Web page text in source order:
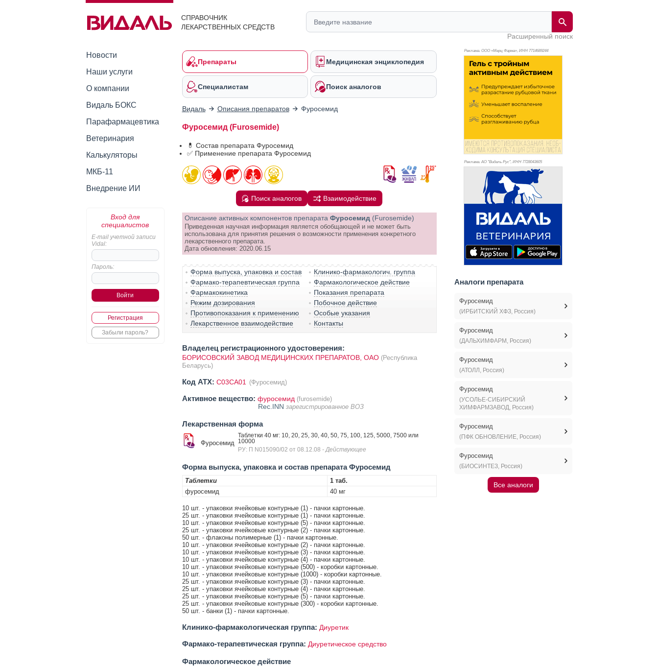
СПРАВОЧНИК
ЛЕКАРСТВЕННЫХ СРЕДСТВ
Расширенный поиск
Новости
Наши услуги
О компании
Видаль БОКС
Парафармацевтика
Ветеринария
Калькуляторы
МКБ-11
Внедрение ИИ
Вход для
специалистов
E-mail учетной записи
Vidal:
Пароль:
Регистрация
Забыли пароль?
Препараты Медицинская энциклопедия
Специалистам Поиск аналогов
Видаль Описания препаратов Фуросемид
Фуросемид (Furosemide)
💊 Состав препарата Фуросемид
✅ Применение препарата Фуросемид
Поиск аналогов Взаимодействие
Описание активных компонентов препарата Фуросемид (Furosemide)
Приведенная научная информация является обобщающей и не может быть
использована для принятия решения о возможности применения конкретного
лекарственного препарата.
Дата обновления: 2020.06.15
Форма выпуска, упаковка и состав
Клинико-фармакологич. группа
Фармако-терапевтическая группа
Фармакологическое действие
Фармакокинетика
Показания препарата
Режим дозирования
Побочное действие
Противопоказания к применению
Особые указания
Лекарственное взаимодействие
Контакты
Владелец регистрационного удостоверения:
БОРИСОВСКИЙ ЗАВОД МЕДИЦИНСКИХ ПРЕПАРАТОВ, ОАО (Республика
Беларусь)
Код ATX: C03CA01 (Фуросемид)
Активное вещество: фуросемид (furosemide)
Rec.INN зарегистрированное ВОЗ
Лекарственная форма
Фуросемид
Таблетки 40 мг: 10, 20, 25, 30, 40, 50, 75, 100, 125, 5000, 7500 или
10000
РУ: П N015090/02 от 08.12.08 - Действующее
Форма выпуска, упаковка и состав препарата Фуросемид
Таблетки
1 таб.
фуросемид
40 мг
10 шт. - упаковки ячейковые контурные (1) - пачки картонные.
25 шт. - упаковки ячейковые контурные (1) - пачки картонные.
10 шт. - упаковки ячейковые контурные (5) - пачки картонные.
25 шт. - упаковки ячейковые контурные (2) - пачки картонные.
50 шт. - флаконы полимерные (1) - пачки картонные.
10 шт. - упаковки ячейковые контурные (2) - пачки картонные.
10 шт. - упаковки ячейковые контурные (3) - пачки картонные.
10 шт. - упаковки ячейковые контурные (4) - пачки картонные.
10 шт. - упаковки ячейковые контурные (500) - коробки картонные.
10 шт. - упаковки ячейковые контурные (1000) - коробки картонные.
25 шт. - упаковки ячейковые контурные (3) - пачки картонные.
25 шт. - упаковки ячейковые контурные (4) - пачки картонные.
25 шт. - упаковки ячейковые контурные (5) - пачки картонные.
25 шт. - упаковки ячейковые контурные (300) - коробки картонные.
50 шт. - банки (1) - пачки картонные.
Клинико-фармакологическая группа: Диуретик
Фармако-терапевтическая группа: Диуретическое средство
Фармакологическое действие
Реклама. ООО «Мерц Фарма», ИНН 7714689244
Реклама. АО "Видаль Рус", ИНН 7728043605
Аналоги препарата
Фуросемид
(ИРБИТСКИЙ ХФЗ, Россия)
Фуросемид
(ДАЛЬХИМФАРМ, Россия)
Фуросемид
(АТОЛЛ, Россия)
Фуросемид
(УСОЛЬЕ-СИБИРСКИЙ
ХИМФАРМЗАВОД, Россия)
Фуросемид
(ПФК ОБНОВЛЕНИЕ, Россия)
Фуросемид
(БИОСИНТЕЗ, Россия)
Все аналоги